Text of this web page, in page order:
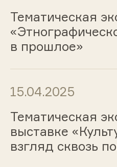
Тематическая
в прошлое»
15.04.2025
Тематическая
выставке
взгляд сквозь